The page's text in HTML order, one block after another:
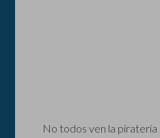
No todos ven la piratería